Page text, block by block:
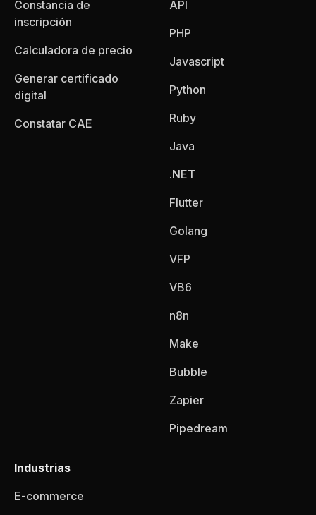
Constancia de
inscripción
Calculadora de precio
Generar certificado
digital
Constatar CAE
API
PHP
Javascript
Python
Ruby
Java
.NET
Flutter
Golang
VFP
VB6
n8n
Make
Bubble
Zapier
Pipedream
Industrias
E-commerce